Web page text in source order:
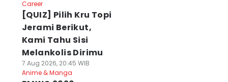
Career
[QUIZ] Pilih Kru Topi
Jerami Berikut,
Kami Tahu Sisi
Melankolis Dirimu
7 Aug 2026, 20:45 WIB
Anime & Manga